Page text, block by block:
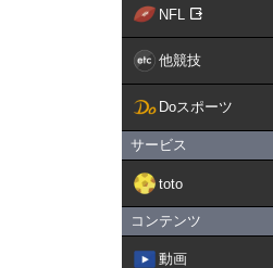
NFL
他競技
Doスポーツ
サービス
toto
コンテンツ
動画